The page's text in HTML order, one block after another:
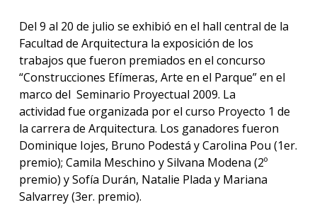
Del 9 al 20 de julio se exhibió en el hall central de la
Facultad de Arquitectura la exposición de los
trabajos que fueron premiados en el concurso
“Construcciones Efímeras, Arte en el Parque” en el
marco del Seminario Proyectual 2009. La
actividad fue organizada por el curso Proyecto 1 de
la carrera de Arquitectura. Los ganadores fueron
Dominique Iojes, Bruno Podestá y Carolina Pou (1er.
premio); Camila Meschino y Silvana Modena (2º
premio) y Sofía Durán, Natalie Plada y Mariana
Salvarrey (3er. premio).